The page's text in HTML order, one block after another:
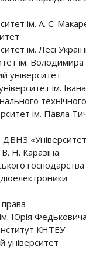
ім. А. С.
ім. Лесі
ім.
університет
ім.
ім. Павла
«Університет
Н. Каразіна
Юрія
КНТЕУ
університет